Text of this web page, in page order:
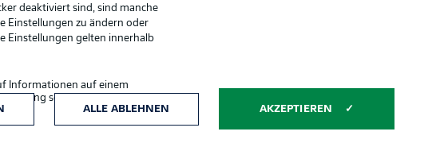
deaktiviert sind, sind manche
Einstellungen zu ändern oder
Einstellungen gelten innerhalb
Informationen auf einem
sowie Entwicklung und
AKZEPTIEREN
ALLE ABLEHNEN